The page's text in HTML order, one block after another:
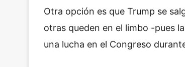
Otra opción es que Trump se
otras queden en el limbo -pues
una lucha en el Congreso